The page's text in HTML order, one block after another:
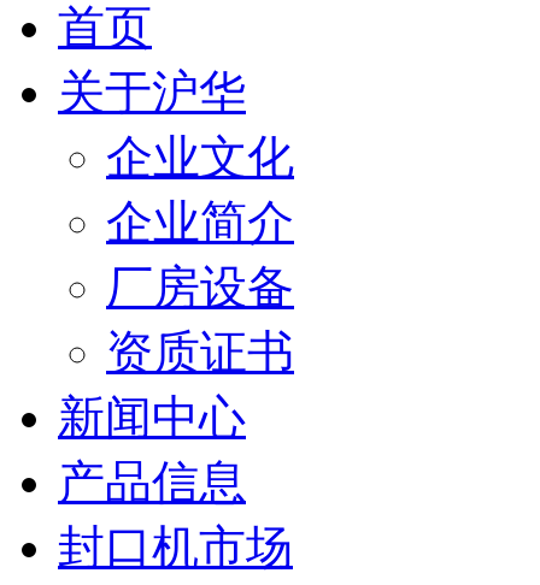
首页
关于沪华
企业文化
企业简介
厂房设备
资质证书
新闻中心
产品信息
封口机市场